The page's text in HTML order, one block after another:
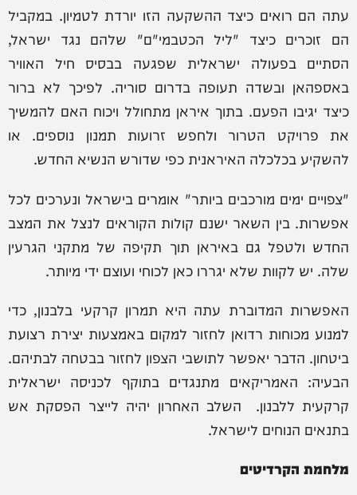
עתה הם רואים כיצד ההשקעה הזו יורדת לטמיון. במקביל
הם זוכרים כיצד "ליל הכטבמי"ם" שלהם נגד ישראל,
הסתיים בפעולה ישראלית שפגעה בבסיס חיל האוויר
באספהאן ובשדה תעופה בדרום סוריה. לפיכך לא ברור
כיצד יגיבו הפעם. בתוך איראן מתחולל ויכוח האם להמשיך
את פרויקט הטרור ולחפש זרועות תמנון נוספים. או
להשקיע בכלכלה האיראנית כפי שדורש הנשיא החדש.
"צפויים ימים מורכבים ביותר" אומרים בישראל ונערכים לכל
אפשרות. בין השאר ישנם קולות הקוראים לנצל את המצב
החדש ולטפל גם באיראן תוך תקיפה של מתקני הגרעין
שלה. יש לקוות שלא יגררו כאן לכוחי ועוצם ידי מיותר.
האפשרות המדוברת עתה היא תמרון קרקעי בלבנון, כדי
למנוע מכוחות רדואן לחזור למקום באמצעות יצירת רצועת
ביטחון. הדבר יאפשר לתושבי הצפון לחזור בבטחה לבתיהם.
הבעיה: האמריקאים מתנגדים בתוקף לכניסה ישראלית
קרקעית ללבנון. השלב האחרון יהיה לייצר הפסקת אש
בתנאים הנוחים לישראל.
מלחמת הקרדיטים